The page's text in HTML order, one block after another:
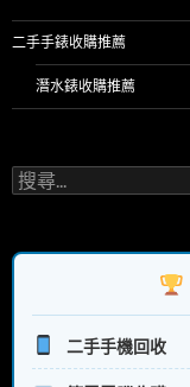
二手手錶收購推薦
潛水錶收購推薦
搜
尋
字:
二手手機回收